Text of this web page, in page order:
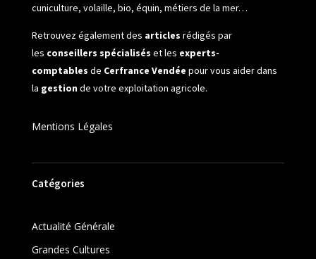
cuniculture, volaille, bio, équin, métiers de la mer…
Retrouvez également des articles rédigés par
les conseillers spécialisés et les experts-
comptables de Cerfrance Vendée pour vous aider dans
la gestionde votre exploitation agricole.
Mentions Légales
Catégories
Actualité Générale
Grandes Cultures